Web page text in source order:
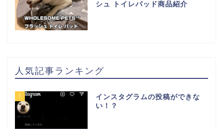
シュ トイレパッド商品紹介
人気記事ランキング
1
インスタグラムの投稿ができな
い！？